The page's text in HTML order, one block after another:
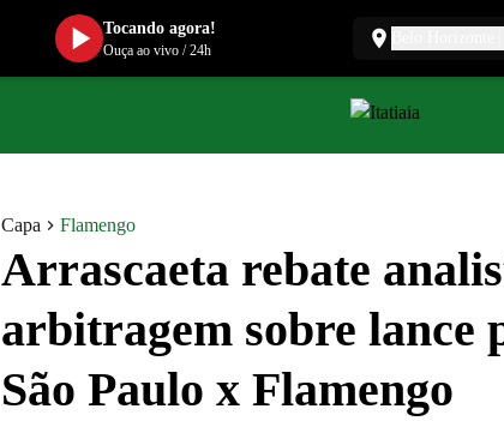
Capa Flamengo
Arrascaeta rebate
arbitragem sobre lance
São Paulo x Flamengo
Tocando agora!
Ouça ao vivo/24h